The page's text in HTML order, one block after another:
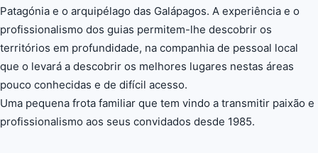
Patagónia e o arquipélago das Galápagos. A experiência e o
profissionalismo dos guias permitem-lhe descobrir os
territórios em profundidade, na companhia de pessoal local
que o levará a descobrir os melhores lugares nestas áreas
pouco conhecidas e de difícil acesso.
Uma pequena frota familiar que tem vindo a transmitir paixão e
profissionalismo aos seus convidados desde 1985.